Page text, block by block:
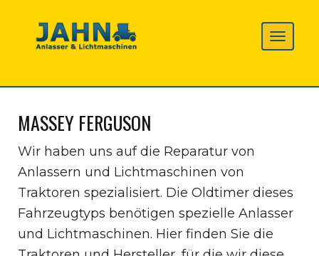
MASSEY FERGUSON
Wir haben uns auf die Reparatur von
Anlassern und Lichtmaschinen von
Traktoren spezialisiert. Die Oldtimer dieses
Fahrzeugtyps benötigen spezielle Anlasser
und Lichtmaschinen. Hier finden Sie die